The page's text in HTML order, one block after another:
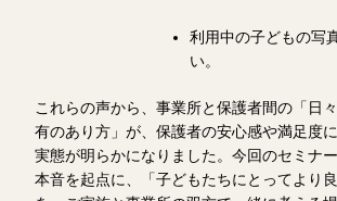
利用中の子どもの写
い。
これらの声から、事業所と保護者間の「日
有のあり方」が、保護者の安心感や満足度
実態が明らかになりました。今回のセミナ
本音を起点に、「子どもたちにとってより